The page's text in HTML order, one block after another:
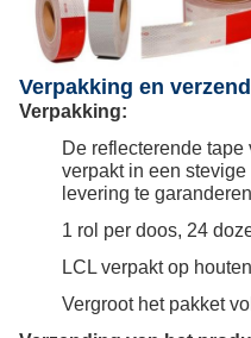
Verpakking en
Verpakking:
De reflecterende
verpakt in een
levering te
1 rol per doos, 24
LCL verpakt op
Vergroot het pakket